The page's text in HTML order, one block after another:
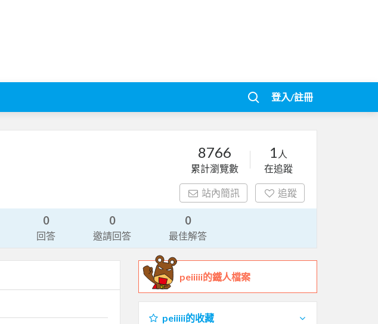
登入/註冊
8766
累計瀏覽數
1 人
在追蹤
站內簡訊 追蹤
0
回答
0
邀請回答
0
最佳解答
peiiiii的鐵人檔案
peiiiii的收藏